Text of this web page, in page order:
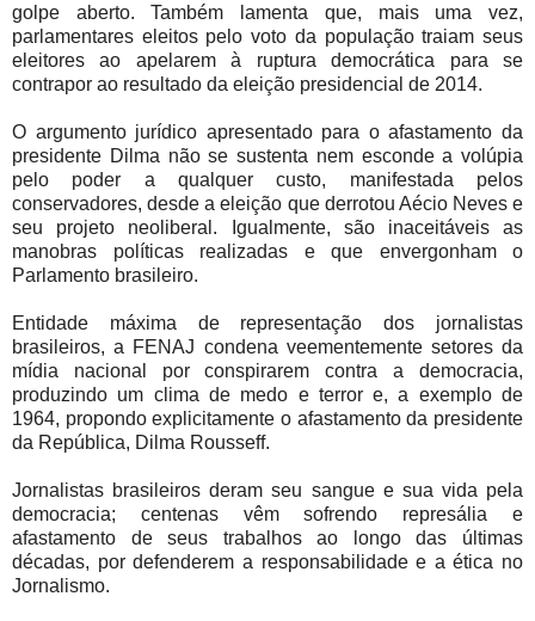
golpe aberto. Também lamenta que, mais uma vez,
parlamentares eleitos pelo voto da população traiam seus
eleitores ao apelarem à ruptura democrática para se
contrapor ao resultado da eleição presidencial de 2014.
O argumento jurídico apresentado para o afastamento da
presidente Dilma não se sustenta nem esconde a volúpia
pelo poder a qualquer custo, manifestada pelos
conservadores, desde a eleição que derrotou Aécio Neves e
seu projeto neoliberal. Igualmente, são inaceitáveis as
manobras políticas realizadas e que envergonham o
Parlamento brasileiro.
Entidade máxima de representação dos jornalistas
brasileiros, a FENAJ condena veementemente setores da
mídia nacional por conspirarem contra a democracia,
produzindo um clima de medo e terror e, a exemplo de
1964, propondo explicitamente o afastamento da presidente
da República, Dilma Rousseff.
Jornalistas brasileiros deram seu sangue e sua vida pela
democracia; centenas vêm sofrendo represália e
afastamento de seus trabalhos ao longo das últimas
décadas, por defenderem a responsabilidade e a ética no
Jornalismo.